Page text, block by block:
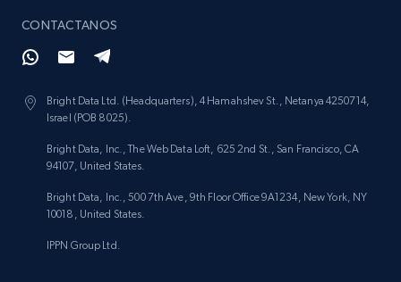
CONTACTANOS
Bright Data Ltd. (Headquarters), 4 Hamahshev St., Netanya 4250714,
Israel (POB 8025).
Bright Data, Inc., The Web Data Loft, 625 2nd St., San Francisco, CA
94107, United States.
Bright Data, Inc., 500 7th Ave, 9th Floor Office 9A1234, New York, NY
10018, United States.
IPPN Group Ltd.